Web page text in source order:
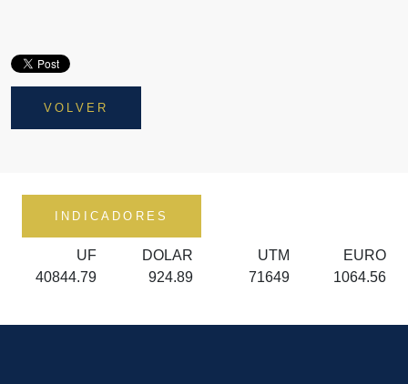
VOLVER
INDICADORES
UF
40844.79
DOLAR
924.89
UTM
71649
EURO
1064.56